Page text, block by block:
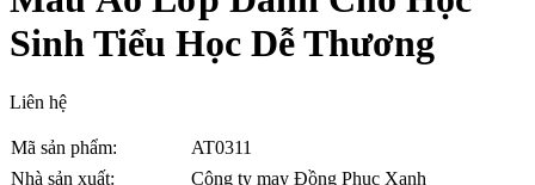
Sinh Tiểu Học Dễ Thương
Liên hệ
Mã sản phẩm:
AT0311
Nhà sản xuất:
Công ty may Đồng Phục Xanh